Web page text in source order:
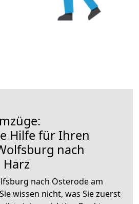
Hilfe für Ihren
nach
Harz
nach Osterode am
wissen nicht, was Sie zuerst